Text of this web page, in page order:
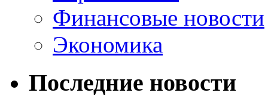
Финансовые новости
Экономика
Последние новости